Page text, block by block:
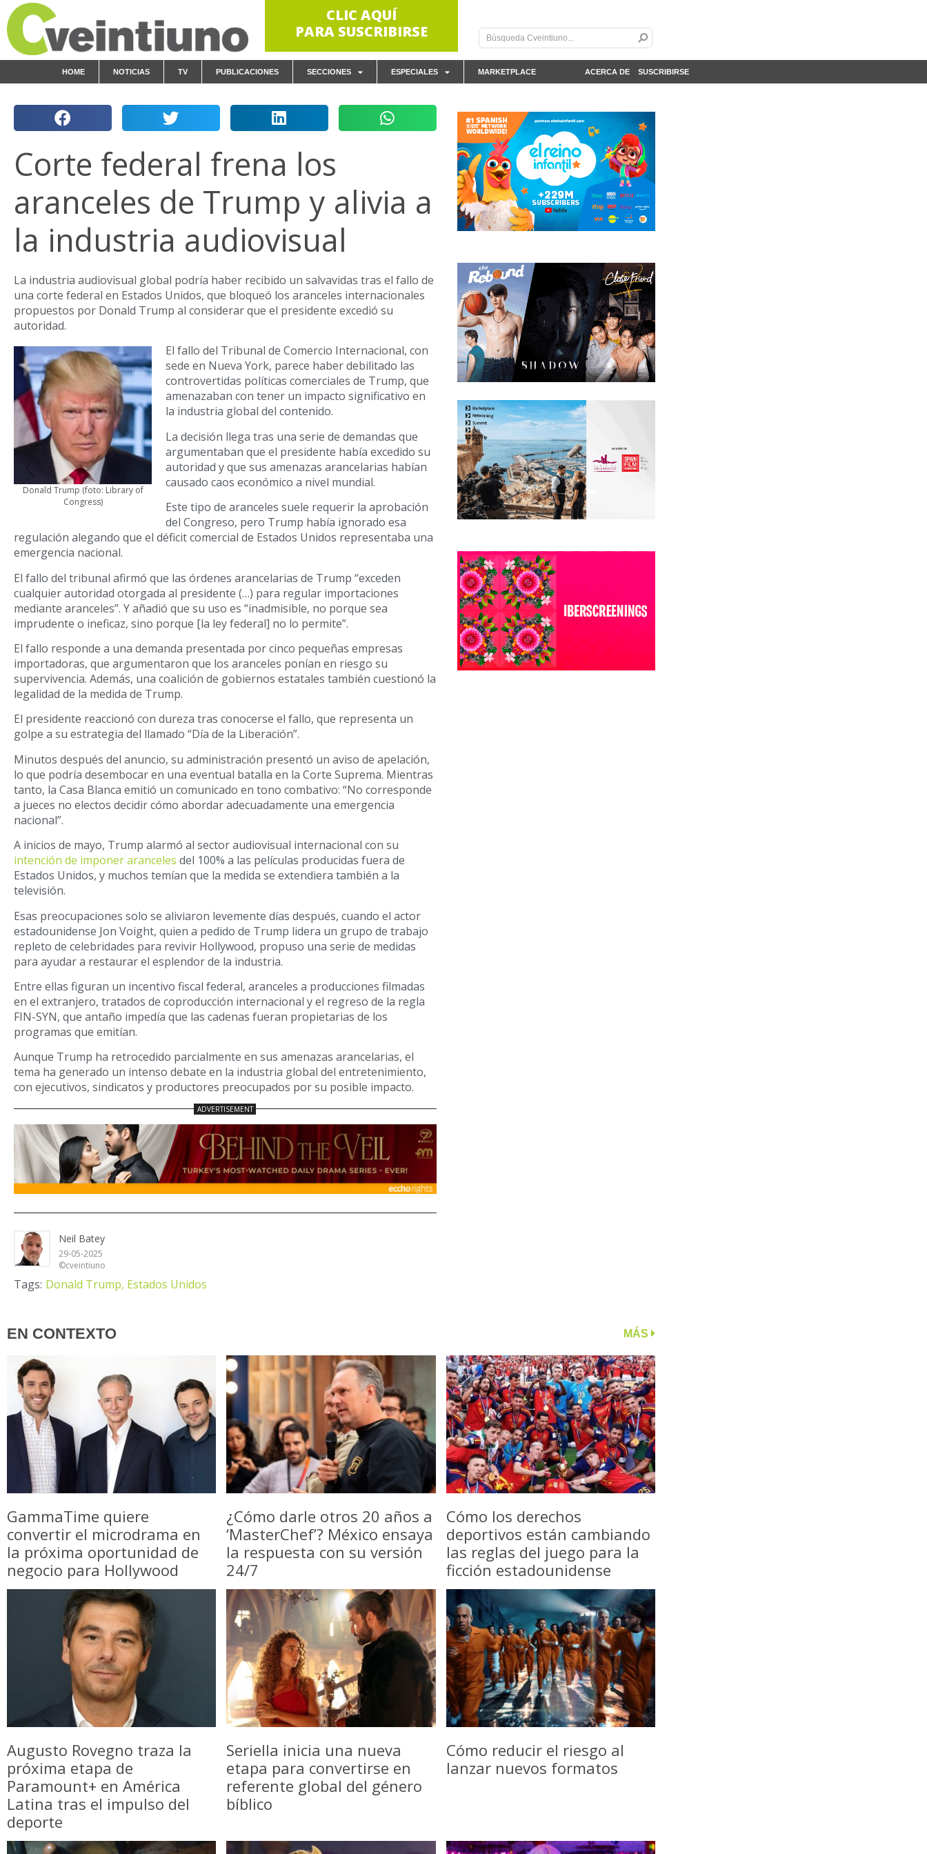
CLIC AQUÍ
PARA SUSCRIBIRSE
ACERCA DE
HOME NOTICIAS TV PUBLICACIONES SECCIONES ESPECIALES MARKETPLACE SUSCRIBIRSE
Corte federal frena los
aranceles de Trump y alivia a
la industria audiovisual
La industria audiovisual global podría haber recibido un salvavidas tras el fallo de
una corte federal en Estados Unidos, que bloqueó los aranceles internacionales
propuestos por Donald Trump al considerar que el presidente excedió su
autoridad.
Donald Trump (foto: Library of
Congress)
El fallo del Tribunal de Comercio Internacional, con
sede en Nueva York, parece haber debilitado las
controvertidas políticas comerciales de Trump, que
amenazaban con tener un impacto significativo en
la industria global del contenido.
La decisión llega tras una serie de demandas que
argumentaban que el presidente había excedido su
autoridad y que sus amenazas arancelarias habían
causado caos económico a nivel mundial.
Este tipo de aranceles suele requerir la aprobación
del Congreso, pero Trump había ignorado esa
regulación alegando que el déficit comercial de Estados Unidos representaba una
emergencia nacional.
El fallo del tribunal afirmó que las órdenes arancelarias de Trump “exceden
cualquier autoridad otorgada al presidente (…) para regular importaciones
mediante aranceles”. Y añadió que su uso es “inadmisible, no porque sea
imprudente o ineficaz, sino porque [la ley federal] no lo permite”.
El fallo responde a una demanda presentada por cinco pequeñas empresas
importadoras, que argumentaron que los aranceles ponían en riesgo su
supervivencia. Además, una coalición de gobiernos estatales también cuestionó la
legalidad de la medida de Trump.
El presidente reaccionó con dureza tras conocerse el fallo, que representa un
golpe a su estrategia del llamado “Día de la Liberación”.
Minutos después del anuncio, su administración presentó un aviso de apelación,
lo que podría desembocar en una eventual batalla en la Corte Suprema. Mientras
tanto, la Casa Blanca emitió un comunicado en tono combativo: “No corresponde
a jueces no electos decidir cómo abordar adecuadamente una emergencia
nacional”.
A inicios de mayo, Trump alarmó al sector audiovisual internacional con su
intención de imponer aranceles del 100% a las películas producidas fuera de
Estados Unidos, y muchos temían que la medida se extendiera también a la
televisión.
Esas preocupaciones solo se aliviaron levemente días después, cuando el actor
estadounidense Jon Voight, quien a pedido de Trump lidera un grupo de trabajo
repleto de celebridades para revivir Hollywood, propuso una serie de medidas
para ayudar a restaurar el esplendor de la industria.
Entre ellas figuran un incentivo fiscal federal, aranceles a producciones filmadas
en el extranjero, tratados de coproducción internacional y el regreso de la regla
FIN-SYN, que antaño impedía que las cadenas fueran propietarias de los
programas que emitían.
Aunque Trump ha retrocedido parcialmente en sus amenazas arancelarias, el
tema ha generado un intenso debate en la industria global del entretenimiento,
con ejecutivos, sindicatos y productores preocupados por su posible impacto.
Neil Batey
29-05-2025
©cveintiuno
Tags: Donald Trump, Estados Unidos
EN CONTEXTO MÁS
GammaTime quiere
convertir el microdrama en
la próxima oportunidad de
negocio para Hollywood
¿Cómo darle otros 20 años a
‘MasterChef’? México ensaya
la respuesta con su versión
24/7
Cómo los derechos
deportivos están cambiando
las reglas del juego para la
ficción estadounidense
Augusto Rovegno traza la
próxima etapa de
Paramount+ en América
Latina tras el impulso del
deporte
Seriella inicia una nueva
etapa para convertirse en
referente global del género
bíblico
Cómo reducir el riesgo al
lanzar nuevos formatos